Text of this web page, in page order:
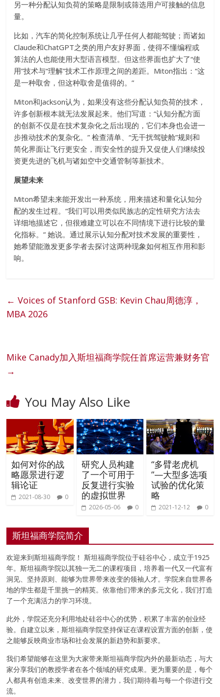
另一种分配认知负荷的策略是限制或筛选用户可接触的信息
量。
比如，汽车的简化控制系统让几乎任何人都能驾驶；而诸如
Claude和ChatGPT之类的用户友好界面，使得不懂编程或
算法的人也能使用大型语言模型。但这些界面也扩大了“使
用”技术与“理解”技术工作原理之间的差距。Miton指出：“这
是一种取舍，但这种取舍是值得的。”
Miton和Jackson认为，如果没有这些分配认知负荷的技术，
许多创新根本就无法发展起来。他们写道：“认知分配方面
的创新不仅是在技术复杂化之后出现的，它们本身也会进一
步推动技术的复杂化。” 检查清单、“无干扰驾驶舱”规则和
简化界面让飞行更安全，而安全性的提升又促使人们继续投
资更先进的飞机与诸如空中交通管制等新技术。
展望未来
Miton希望未来能开发出一种系统，用来描述和量化认知分
配的发生过程。“我们可以用类似民族志的定性研究方法去
详细地描述它，但很难建立可以在不同情境下进行比较的量
化指标。” 她说。通过展示认知分配对技术发展的重要性，
她希望能激发更多学者去探讨这两种现象如何相互作用和影
响。
← Voices of Stanford GSB: Kevin Chau周德淳，
MBA 2026
Mike Canady加入斯坦福商学院任首席运营兼财务官
→
You May Also Like
如何对你的战
略愿景进行逻
辑论证
2021-08-30 0
研究人员构建
了一个可用于
反复进行实验
的虚拟世界
2026-05-06 0
“多臂老虎机
”—大型多选项
试验的优化策
略
2021-12-12 0
斯坦福商学院简介
欢迎来到斯坦福商学院！ 斯坦福商学院位于硅谷中心，成立于1925
年。斯坦福商学院以其独一无二的课程项目，培养着一代又一代富有
洞见、坚持原则、能够为世界带来改变的领袖人才。学院来自世界各
地的学生都是千里挑一的精英。依靠他们带来的多元文化，我们打造
了一个充满活力的学习环境。
此外，学院还充分利用地处硅谷中心的优势，积累了丰富的创业经
验。自建立以来，斯坦福商学院坚持保证在课程设置方面的创新，使
之能够反映商业市场和社会发展的新趋势和新要求。
我们希望能够在这里为大家带来斯坦福商学院内外的最新动态，与大
家分享我们的教授学者在各个领域的研究成果。更为重要的是，每个
人都具有创造未来、改变世界的潜力，我们期待着与每一个你进行交
流。